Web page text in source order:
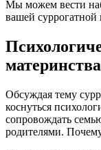
Мы можем вести
вашей суррогатной
материнства
Обсуждая тему
коснуться
сопровождать
родителями.